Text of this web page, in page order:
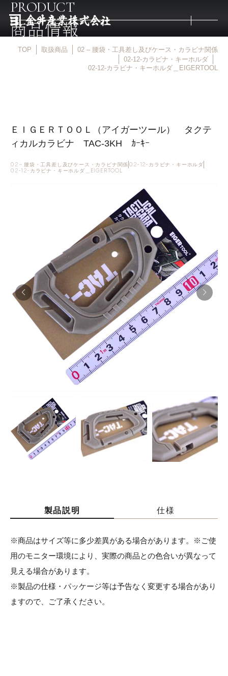
採用情報
お問い合わせはこちら
PRODUCT
商品情報
TOP 取扱商品
02 – 腰袋・工具差し及びケース・カラビナ関係
02-12-カラビナ・キーホルダ
02-12-カラビナ・キーホルダ＿EIGERTOOL
ＥＩＧＥＲＴＯＯＬ（アイガーツール） タクテ
ィカルカラビナ TAC-3KH ｶｰｷｰ
02 – 腰袋・工具差し及びケース・カラビナ関係 02-12-カラビナ・キーホルダ
02-12-カラビナ・キーホルダ＿EIGERTOOL
製品説明 仕様
※商品はサイズ等に多少差異がある場合があります。※ご使
用のモニター環境により、実際の商品との色合いが異なって
見える場合があります。
※製品の仕様・パッケージ等は予告なく変更する場合があり
ますので、ご了承ください。